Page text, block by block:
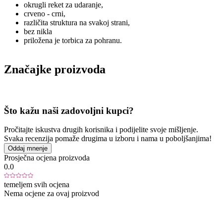
okrugli reket za udaranje,
crveno - crni,
različita struktura na svakoj strani,
bez nikla
priložena je torbica za pohranu.
Značajke proizvoda
Što kažu naši zadovoljni kupci?
Pročitajte iskustva drugih korisnika i podijelite svoje mišljenje.
Svaka recenzija pomaže drugima u izboru i nama u poboljšanjima!
Oddaj mnenje
Prosječna ocjena proizvoda
0.0
temeljem svih ocjena
Nema ocjene za ovaj proizvod